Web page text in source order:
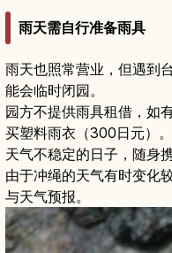
雨天需自行准备雨具
雨天也照常营业，但遇到
能会临时闭园。
园方不提供雨具租借，如
买塑料雨衣（300日元）。
天气不稳定的日子，随身
由于冲绳的天气有时变化
与天气预报。